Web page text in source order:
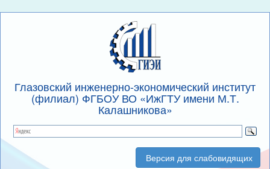
Глазовский инженерно-экономический институт
(филиал) ФГБОУ ВО «ИжГТУ имени М.Т.
Калашникова»
Версия для слабовидящих